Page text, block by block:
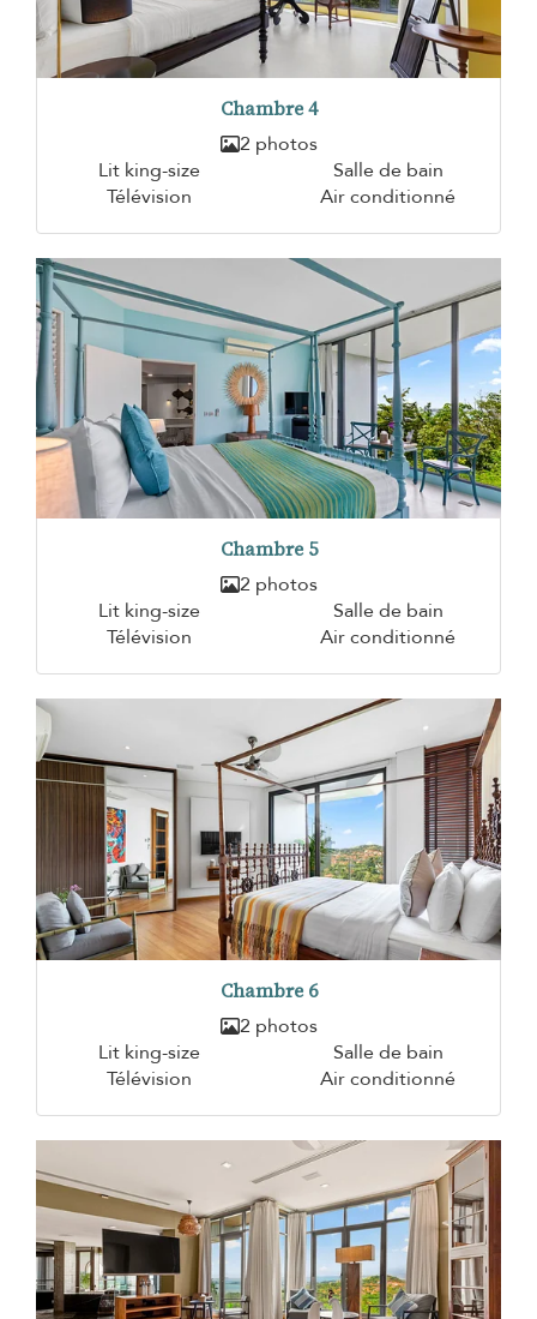
Chambre 4
2 photos
Lit king-size
Salle de bain
Télévision
Air conditionné
Chambre 5
2 photos
Lit king-size
Salle de bain
Télévision
Air conditionné
Chambre 6
2 photos
Lit king-size
Salle de bain
Télévision
Air conditionné